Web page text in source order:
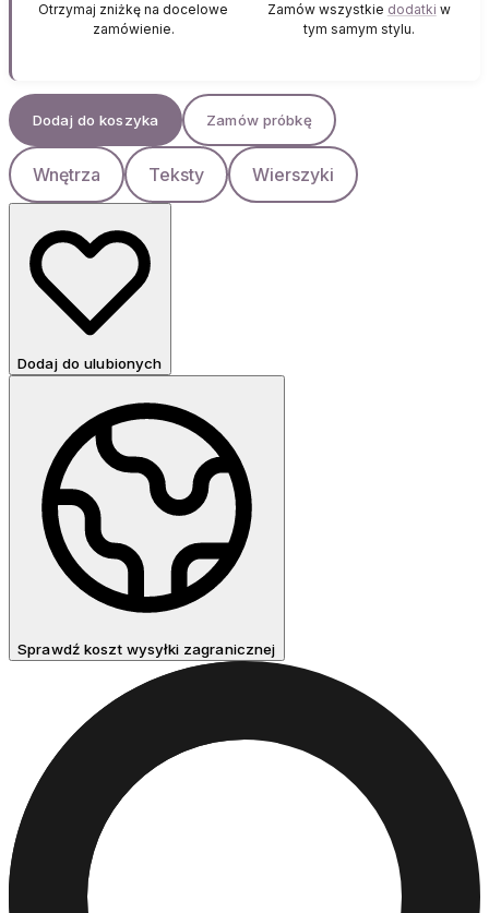
Otrzymaj zniżkę na docelowe
zamówienie.
Zamów wszystkie dodatki w
tym samym stylu.
Dodaj do koszyka Zamów próbkę
Wnętrza Teksty Wierszyki
Dodaj do ulubionych
Sprawdź koszt wysyłki zagranicznej